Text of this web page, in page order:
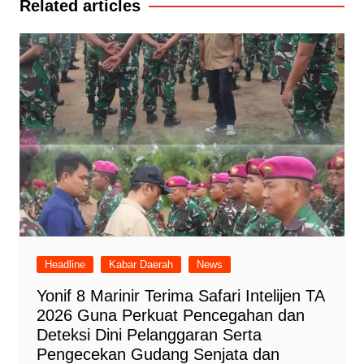
Related articles
Headline Kabar Daerah News
Yonif 8 Marinir Terima Safari Intelijen TA
2026 Guna Perkuat Pencegahan dan
Deteksi Dini Pelanggaran Serta
Pengecekan Gudang Senjata dan